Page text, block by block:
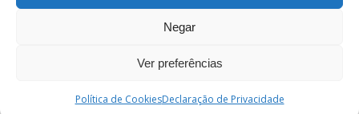
Negar
Ver preferências
Política de CookiesDeclaração de Privacidade
os direitos reservados.